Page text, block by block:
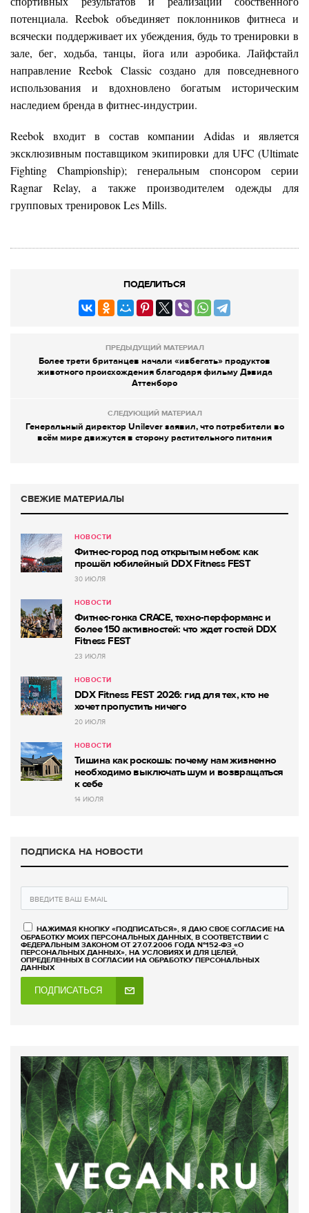
потенциала. Reebok объединяет поклонников фитнеса и
всячески поддерживает их убеждения, будь то тренировки в
зале, бег, ходьба, танцы, йога или аэробика. Лайфстайл
направление Reebok Classic создано для повседневного
использования и вдохновлено богатым историческим
наследием бренда в фитнес-индустрии.
Reebok входит в состав компании Adidas и является
эксклюзивным поставщиком экипировки для UFC (Ultimate
Fighting Championship); генеральным спонсором серии
Ragnar Relay, а также производителем одежды для
групповых тренировок Les Mills.
ПОДЕЛИТЬСЯ
ПРЕДЫДУЩИЙ МАТЕРИАЛ
Более трети британцев начали «избегать» продуктов
животного происхождения благодаря фильму Дэвида
Аттенборо
СЛЕДУЮЩИЙ МАТЕРИАЛ
Генеральный директор Unilever заявил, что потребители во
всём мире движутся в сторону растительного питания
СВЕЖИЕ МАТЕРИАЛЫ
НОВОСТИ
Фитнес-город под открытым небом: как
прошёл юбилейный DDX Fitness FEST
30 ИЮЛЯ
НОВОСТИ
Фитнес-гонка CRACE, техно-перформанс и
более 150 активностей: что ждет гостей DDX
Fitness FEST
23 ИЮЛЯ
НОВОСТИ
DDX Fitness FEST 2026: гид для тех, кто не
хочет пропустить ничего
20 ИЮЛЯ
НОВОСТИ
Тишина как роскошь: почему нам жизненно
необходимо выключать шум и возвращаться
к себе
14 ИЮЛЯ
ПОДПИСКА НА НОВОСТИ
НАЖИМАЯ КНОПКУ «ПОДПИСАТЬСЯ», Я ДАЮ СВОЕ СОГЛАСИЕ НА
ОБРАБОТКУ МОИХ ПЕРСОНАЛЬНЫХ ДАННЫХ, В СООТВЕТСТВИИ С
ФЕДЕРАЛЬНЫМ ЗАКОНОМ ОТ 27.07.2006 ГОДА №152-ФЗ «О
ПЕРСОНАЛЬНЫХ ДАННЫХ», НА УСЛОВИЯХ И ДЛЯ ЦЕЛЕЙ,
ОПРЕДЕЛЕННЫХ В СОГЛАСИИ НА ОБРАБОТКУ ПЕРСОНАЛЬНЫХ
ДАННЫХ
ПОДПИСАТЬСЯ